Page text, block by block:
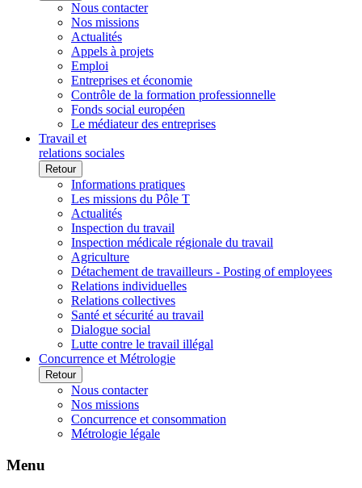
Nous contacter
Nos missions
Actualités
Appels à projets
Emploi
Entreprises et économie
Contrôle de la formation professionnelle
Fonds social européen
Le médiateur des entreprises
Travail et
relations sociales
Retour
Informations pratiques
Les missions du Pôle T
Actualités
Inspection du travail
Inspection médicale régionale du travail
Agriculture
Détachement de travailleurs - Posting of employees
Relations individuelles
Relations collectives
Santé et sécurité au travail
Dialogue social
Lutte contre le travail illégal
Concurrence et Métrologie
Retour
Nous contacter
Nos missions
Concurrence et consommation
Métrologie légale
Menu